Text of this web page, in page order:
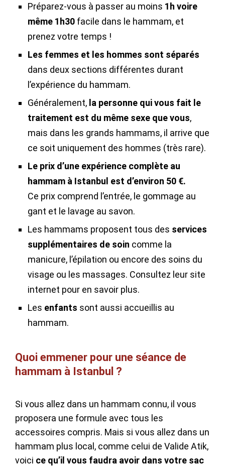
Préparez-vous à passer au moins 1h voire
même 1h30 facile dans le hammam, et
prenez votre temps !
Les femmes et les hommes sont séparés
dans deux sections différentes durant
l’expérience du hammam.
Généralement, la personne qui vous fait le
traitement est du même sexe que vous,
mais dans les grands hammams, il arrive que
ce soit uniquement des hommes (très rare).
Le prix d’une expérience complète au
hammam à Istanbul est d’environ 50 €.
Ce prix comprend l’entrée, le gommage au
gant et le lavage au savon.
Les hammams proposent tous des services
supplémentaires de soin comme la
manicure, l’épilation ou encore des soins du
visage ou les massages. Consultez leur site
internet pour en savoir plus.
Les enfants sont aussi accueillis au
hammam.
Quoi emmener pour une séance de
hammam à Istanbul ?
Si vous allez dans un hammam connu, il vous
proposera une formule avec tous les
accessoires compris. Mais si vous allez dans un
hammam plus local, comme celui de Valide Atik,
voici ce qu’il vous faudra avoir dans votre sac